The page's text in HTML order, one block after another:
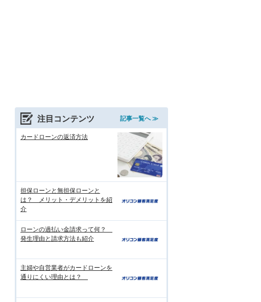
注目コンテンツ 記事一覧へ ≫
カードローンの返済方法
担保ローンと無担保ローンと
は？ メリット・デメリットを紹
介
ローンの過払い金請求って何？
発生理由と請求方法も紹介
主婦や自営業者がカードローンを
通りにくい理由とは？